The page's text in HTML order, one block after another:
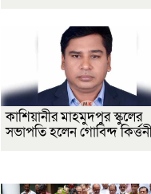
কাশিয়ানীর মাহমুদপুর স্কুলের
সভাপতি হলেন গোবিন্দ